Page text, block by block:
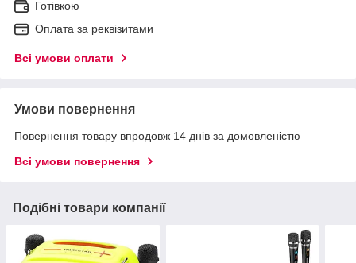
Готівкою
Оплата за реквізитами
Всі умови оплати
Умови повернення
Повернення товару впродовж 14 днів за домовленістю
Всі умови повернення
Подібні товари компанії